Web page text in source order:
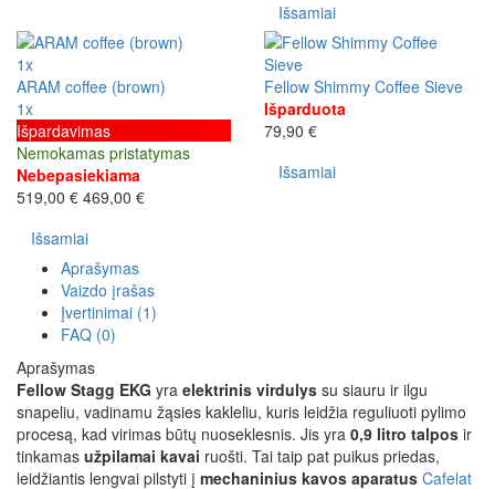
Išsamiai
1x
ARAM coffee (brown)
1x
Išpardavimas
Nemokamas pristatymas
Nebepasiekiama
519,00 € 469,00 €
Išsamiai
Fellow Shimmy Coffee Sieve
Išparduota
79,90 €
Išsamiai
Aprašymas
Vaizdo įrašas
Įvertinimai (1)
FAQ (0)
Aprašymas
Fellow Stagg EKG yra elektrinis virdulys su siauru ir ilgu
snapeliu, vadinamu žąsies kakleliu, kuris leidžia reguliuoti pylimo
procesą, kad virimas būtų nuoseklesnis. Jis yra 0,9 litro talpos ir
tinkamas užpilamai kavai ruošti. Tai taip pat puikus priedas,
leidžiantis lengvai pilstyti į mechaninius kavos aparatus Cafelat